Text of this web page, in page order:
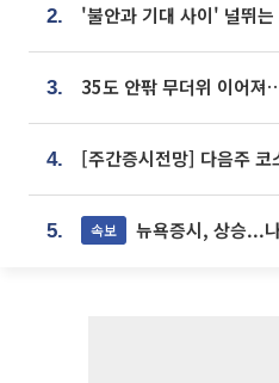
2.
3.
4.
5. 속보 뉴욕증시, 상승...